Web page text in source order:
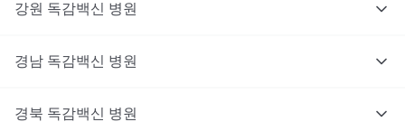
강원 독감백신 병원
경남 독감백신 병원
경북 독감백신 병원